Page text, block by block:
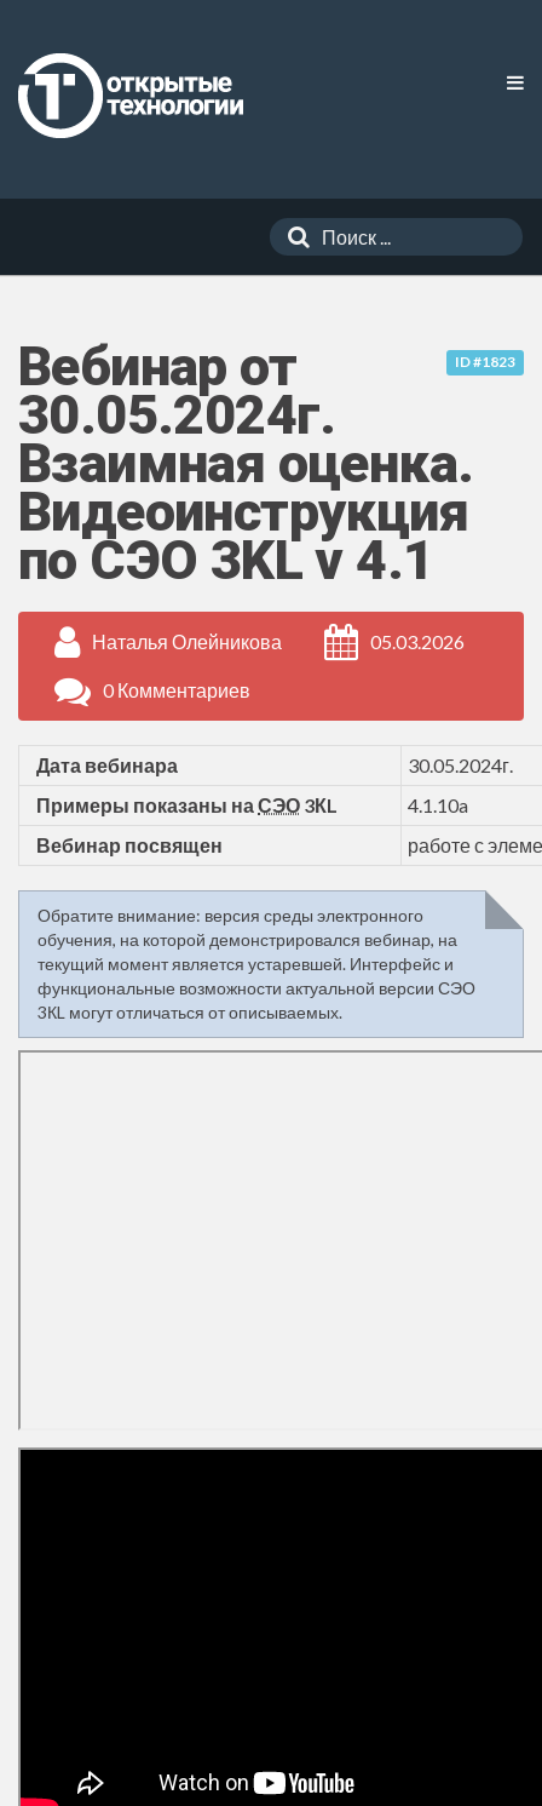
ID #1823
Вебинар от
30.05.2024г.
Взаимная оценка.
Видеоинструкция
по СЭО 3KL v 4.1
Наталья Олейникова 05.03.2026
0 Комментариев
Дата вебинара
30.05.2024г.
Примеры показаны наСЭО 3КL
4.1.10a
Вебинар посвящен работе с
Обратите внимание: версия среды электронного
обучения, на которой демонстрировался вебинар, на
текущий момент является устаревшей. Интерфейс и
функциональные возможности актуальной версии СЭО
3КL могут отличаться от описываемых.